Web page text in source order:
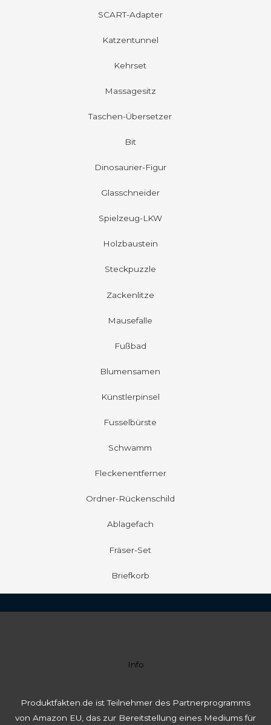
SCART-Adapter
Katzentunnel
Kehrset
Massagesitz
Taschen-Übersetzer
Bit
Dinosaurier-Figur
Glasschneider
Spielzeug-LKW
Holzbaustein
Steckpuzzle
Zackenlitze
Mausefalle
Fußbad
Blumensamen
Künstlerpinsel
Fusselbürste
Schwamm
Fleckenentferner
Ordner-Rückenschild
Ablagefach
Fräser-Set
Briefkorb
Info
Produktfakten.de ist Teilnehmer des Partnerprogramms
von Amazon EU, das zur Bereitstellung eines Mediums für